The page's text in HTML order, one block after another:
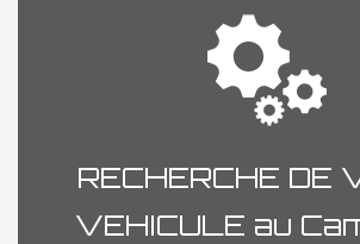
RECHERCHE DE
VEHICULE au